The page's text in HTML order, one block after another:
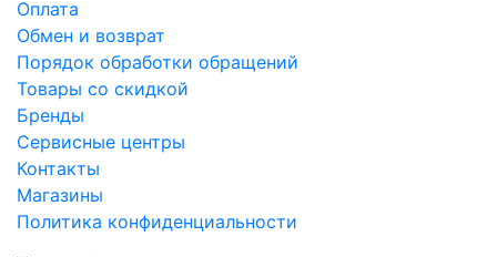
Оплата
Обмен и возврат
Порядок обработки обращений
Товары со скидкой
Бренды
Сервисные центры
Контакты
Магазины
Политика конфиденциальности